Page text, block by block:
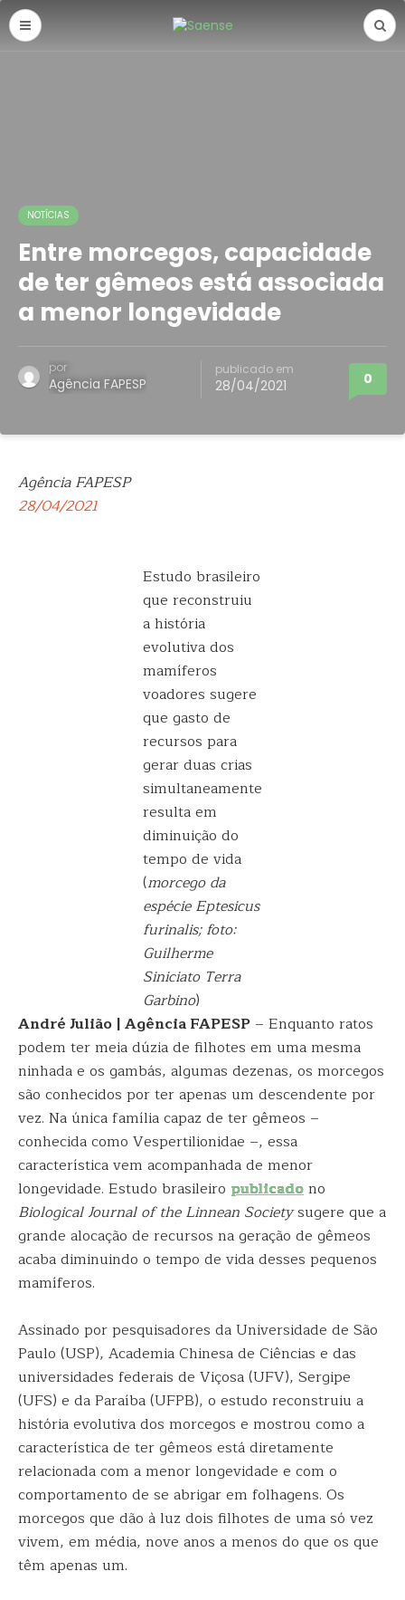
NOTÍCIAS
Entre morcegos, capacidade
de ter gêmeos está associada
a menor longevidade
por
Agência FAPESP
publicado em
28/04/2021 0
Agência FAPESP
28/04/2021
Estudo brasileiro
que reconstruiu
a história
evolutiva dos
mamíferos
voadores sugere
que gasto de
recursos para
gerar duas crias
simultaneamente
resulta em
diminuição do
tempo de vida
(morcego da
espécie Eptesicus
furinalis; foto:
Guilherme
Siniciato Terra
Garbino)
André Julião | Agência FAPESP – Enquanto ratos
podem ter meia dúzia de filhotes em uma mesma
ninhada e os gambás, algumas dezenas, os morcegos
são conhecidos por ter apenas um descendente por
vez. Na única família capaz de ter gêmeos –
conhecida como Vespertilionidae –, essa
característica vem acompanhada de menor
longevidade. Estudo brasileiro publicadono
Biological Journal of the Linnean Societysugere que a
grande alocação de recursos na geração de gêmeos
acaba diminuindo o tempo de vida desses pequenos
mamíferos.
Assinado por pesquisadores da Universidade de São
Paulo (USP), Academia Chinesa de Ciências e das
universidades federais de Viçosa (UFV), Sergipe
(UFS) e da Paraíba (UFPB), o estudo reconstruiu a
história evolutiva dos morcegos e mostrou como a
característica de ter gêmeos está diretamente
relacionada com a menor longevidade e com o
comportamento de se abrigar em folhagens. Os
morcegos que dão à luz dois filhotes de uma só vez
vivem, em média, nove anos a menos do que os que
têm apenas um.